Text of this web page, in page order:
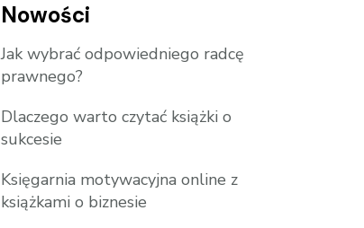
Nowości
Jak wybrać odpowiedniego radcę
prawnego?
Dlaczego warto czytać książki o
sukcesie
Księgarnia motywacyjna online z
książkami o biznesie